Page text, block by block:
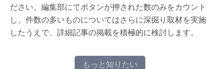
ださい。編集部にてボタンが押された数のみをカウント
し、件数の多いものについてはさらに深掘り取材を実施
したうえで、詳細記事の掲載を積極的に検討します。
もっと知りたい